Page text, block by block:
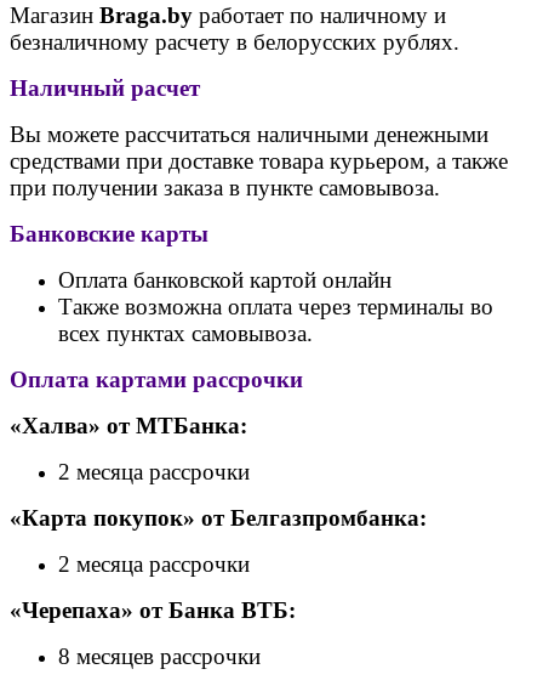
Магазин Braga.by работает по наличному и
безналичному расчету в белорусских рублях.
Наличный расчет
Вы можете рассчитаться наличными денежными
средствами при доставке товара курьером, а также
при получении заказа в пункте самовывоза.
Банковские карты
Оплата банковской картой онлайн
Также возможна оплата через терминалы во
всех пунктах самовывоза.
Оплата картами рассрочки
«Халва» от МТБанка:
2 месяца рассрочки
«Карта покупок» от Белгазпромбанка:
2 месяца рассрочки
«Черепаха» от Банка ВТБ:
8 месяцев рассрочки